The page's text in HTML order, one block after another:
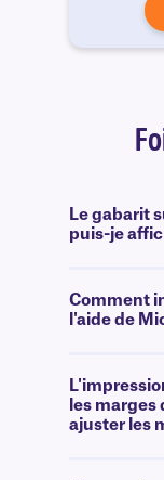
Le gabarit
puis-je
Comment
l'aide de
les
ajuster les